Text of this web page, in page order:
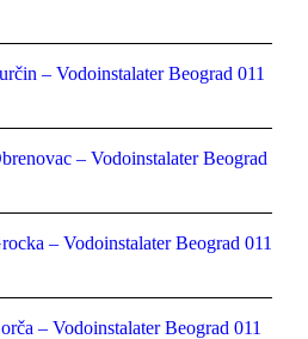
– Vodoinstalater Beograd 011
– Vodoinstalater Beograd
– Vodoinstalater Beograd 011
– Vodoinstalater Beograd 011